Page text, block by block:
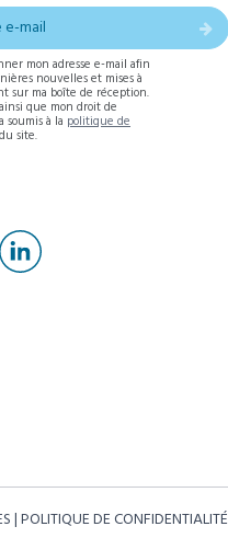
mon adresse e-mail afin
nouvelles et mises à
sur ma boîte de réception.
que mon droit de
soumis à la politique de
du site.
POLITIQUE DE CONFIDENTIALITÉ